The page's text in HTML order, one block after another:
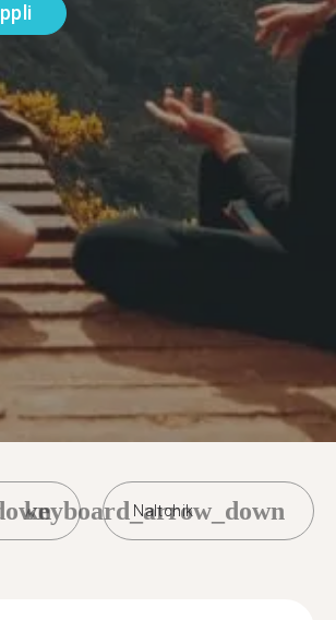
Naltchik
keyboard_arrow_down